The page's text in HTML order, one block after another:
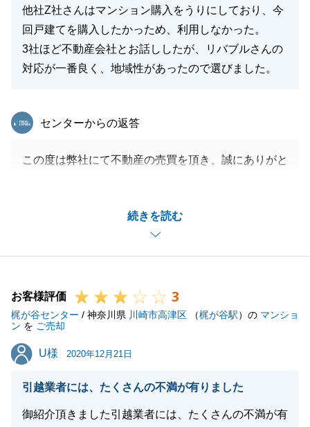
他社Z社さんはマンション購入をうりにしており、今
回戸建てを購入したかっため、利用しなかった。
3社ほど不動産会社とお話ししたが、リバブルさんの
対応が一番良く、地域性があったので選びました。
続きを読む
東急リバブル
センターからの返答
この度は弊社にて不動産の売買を頂き、誠にありがと
しかし、以前にご利用された会社に劣る対応となった
ようで、大変申し訳ございませんでした。
参ります。
また何かご相談がございましたら是非お声かけくださ
い。
引き続き宜しくお願い致します。
閉じる
お客様評価 3
梶が谷センター / 神奈川県 川崎市高津区 （梶が谷駅）の マンショ
ン を ご売却
U様
U様 2020年12月21日
引越業者には、たくさんの不満が有りました
御紹介頂きました引越業者には、たくさんの不満が有